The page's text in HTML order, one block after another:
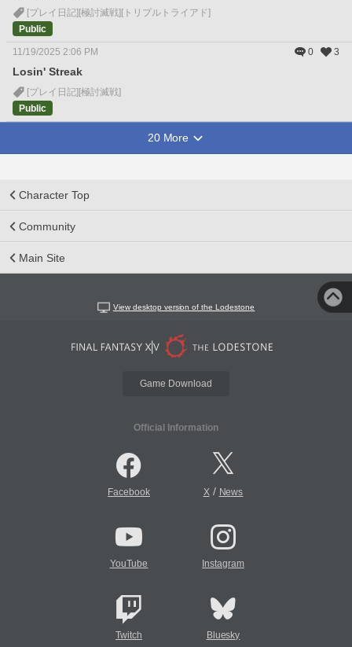
[プレイ日記] [極討滅戦] [トリプルトライアド]
Public
11/19/2025 2:06 PM 0 3
Losin' Streak
[プレイ日記] [極討滅戦]
Public
20 More
Character Top
Community
Main Site
View desktop version of the Lodestone
Game Download
Official Information
Facebook X/ News
YouTube Instagram
Twitch Bluesky